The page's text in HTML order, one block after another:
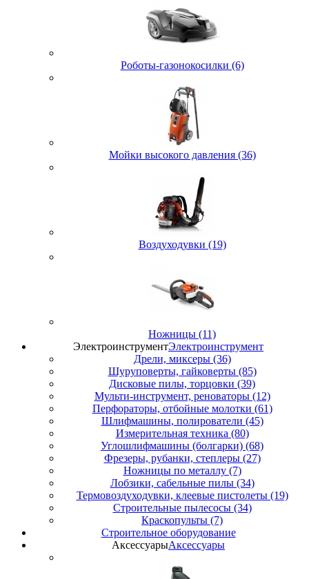
Роботы-газонокосилки (6)
Мойки высокого давления (36)
Воздуходувки (19)
Ножницы (11)
ЭлектроинструментЭлектроинструмент
Дрели, миксеры (36)
Шуруповерты, гайковерты (85)
Дисковые пилы, торцовки (39)
Мульти-инструмент, реноваторы (12)
Перфораторы, отбойные молотки (61)
Шлифмашины, полирователи (45)
Измерительная техника (80)
Углошлифмашины (болгарки) (68)
Фрезеры, рубанки, степлеры (27)
Ножницы по металлу (7)
Лобзики, сабельные пилы (34)
Термовоздуходувки, клеевые пистолеты (19)
Строительные пылесосы (34)
Краскопульты (7)
Строительное оборудование
АксессуарыАксессуары